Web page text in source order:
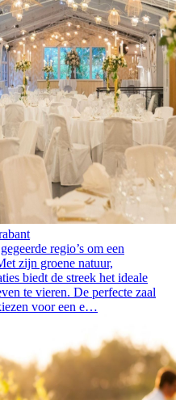
regio’s om een
zijn groene natuur,
biedt de streek het ideale
te vieren. De perfecte zaal
voor een e…